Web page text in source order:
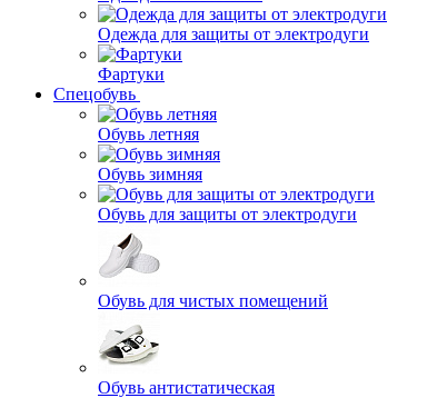
Одежда для защиты от электродуги
Фартуки
Спецобувь
Обувь летняя
Обувь зимняя
Обувь для защиты от электродуги
Обувь для чистых помещений
Обувь антистатическая